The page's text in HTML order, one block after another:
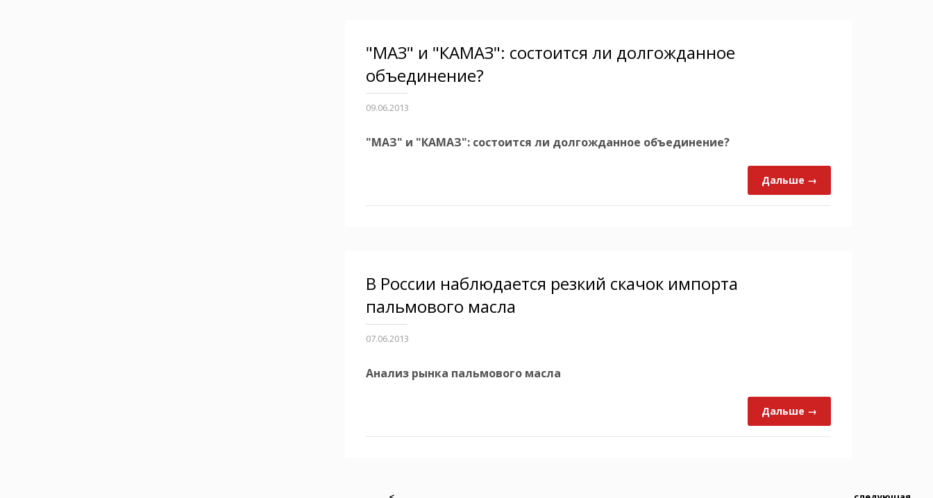
"МАЗ" и "КАМАЗ": состоится ли долгожданное
объединение?
09.06.2013
"МАЗ" и "КАМАЗ": состоится ли долгожданное объединение?
Дальше →
В России наблюдается резкий скачок импорта
пальмового масла
07.06.2013
Анализ рынка пальмового масла
Дальше →